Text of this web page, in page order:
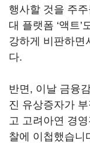
행사할 것을 주
대 플랫폼 ‘액트’
강하게 비판하면
다.
반면, 이날 금융
진 유상증자가
고 고려아연 경
찰에 이첩했습니